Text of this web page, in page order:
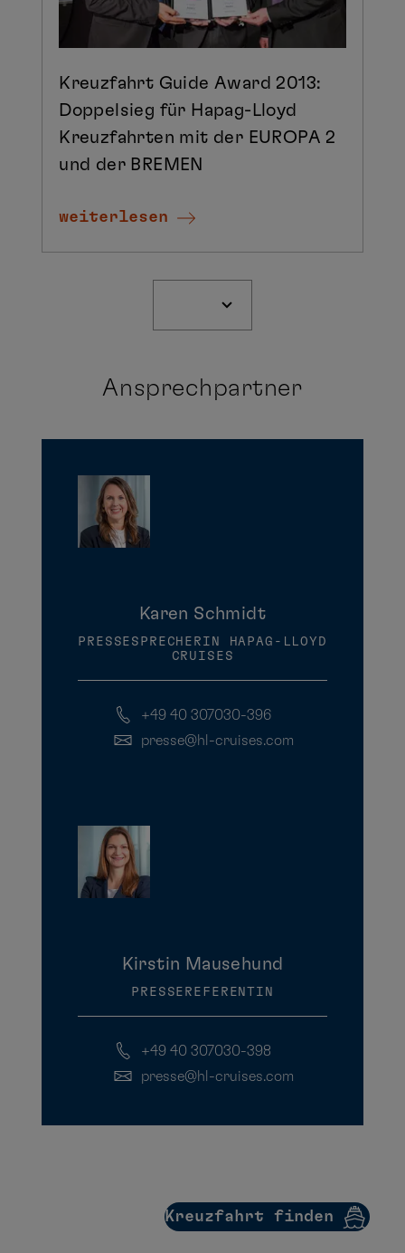
Kreuzfahrt finden
Kreuzfahrt Guide Award 2013:
Doppelsieg für Hapag-Lloyd
Kreuzfahrten mit der EUROPA 2
und der BREMEN
weiterlesen
Ansprechpartner
Karen Schmidt
PRESSESPRECHERIN HAPAG-LLOYD
CRUISES
+49 40 307030-396
presse@hl-cruises.com
Kirstin Mausehund
PRESSEREFERENTIN
+49 40 307030-398
presse@hl-cruises.com